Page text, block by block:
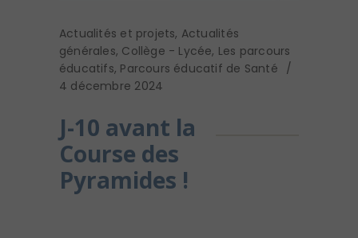
Actualités et projets, Actualités
générales, Collège - Lycée, Les parcours
éducatifs, Parcours éducatif de Santé
4 décembre 2024
J-10 avant la
Course des
Pyramides !